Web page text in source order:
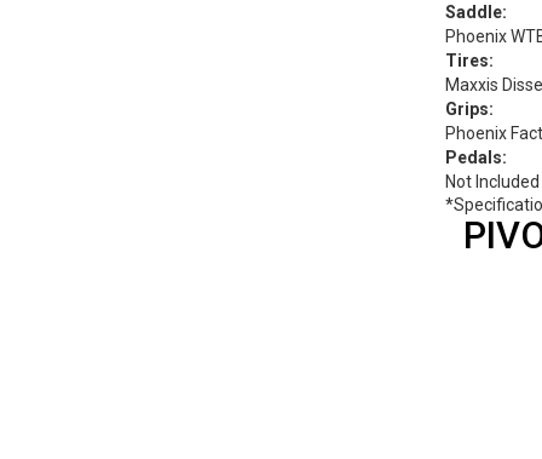
Saddle:
Phoenix
Tires:
Maxxis
Grips:
Phoenix
Pedals:
Not Included